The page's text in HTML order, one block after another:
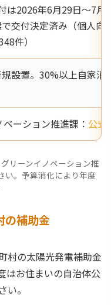
は2026年6月29日〜7月
交付決定済み（個人向
件）
設置。30%以上自家消
ーション推進課： 公式
リーンイノベーション推
い。予算消化により年度
の補助金
村の太陽光発電補助金
はお住まいの自治体公
。